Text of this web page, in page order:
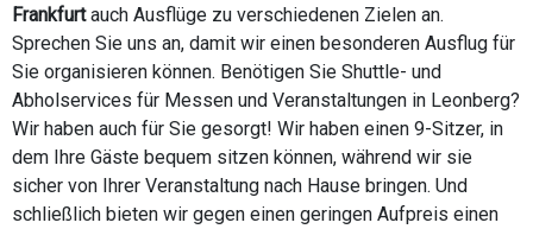
Frankfurtauch Ausflüge zu verschiedenen Zielen an.
Sprechen Sie uns an, damit wir einen besonderen Ausflug für
Sie organisieren können. Benötigen Sie Shuttle- und
Abholservices für Messen und Veranstaltungen in Leonberg?
Wir haben auch für Sie gesorgt! Wir haben einen 9-Sitzer, in
dem Ihre Gäste bequem sitzen können, während wir sie
sicher von Ihrer Veranstaltung nach Hause bringen. Und
schließlich bieten wir gegen einen geringen Aufpreis einen